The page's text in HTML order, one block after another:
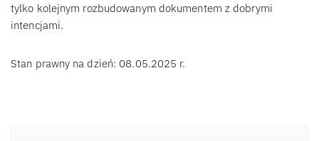
tylko kolejnym rozbudowanym dokumentem z dobrymi
intencjami.
Stan prawny na dzień: 08.05.2025 r.